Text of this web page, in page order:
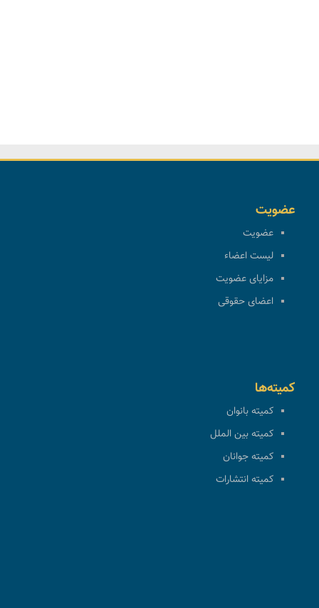
عضویت
عضویت
لیست اعضاء
مزایای عضویت
اعضای حقوقی
کمیته‌ها
کمیته بانوان
کمیته بین الملل
کمیته جوانان
کمیته انتشارات